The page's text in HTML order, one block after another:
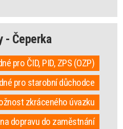
- Čeperka
pro ČID, PID, ZPS (OZP)
pro starobní důchodce
zkráceného úvazku
dopravu do zaměstnání